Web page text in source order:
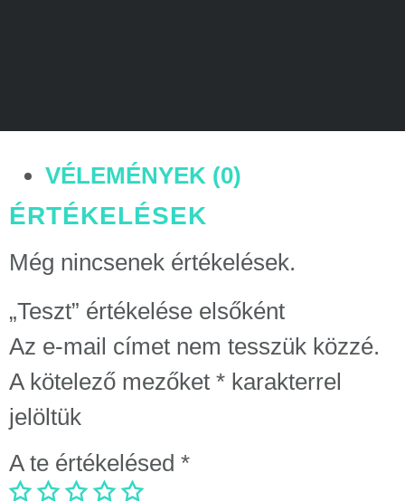
VÉLEMÉNYEK (0)
ÉRTÉKELÉSEK
Még nincsenek értékelések.
„Teszt” értékelése elsőként
Az e-mail címet nem tesszük közzé.
A kötelező mezőket * karakterrel
jelöltük
A te értékelésed *